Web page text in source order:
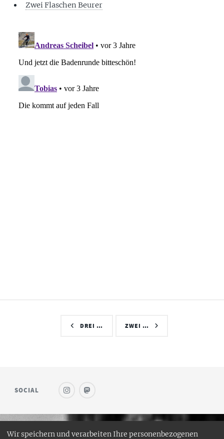
Zwei Flaschen Beurer
DREI … ZWEI …
SOCIAL
Wir speichern und verarbeiten Ihre personenbezogenen